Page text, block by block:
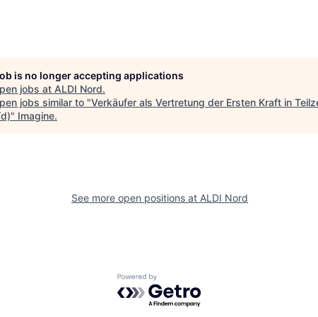
is no longer accepting applications
jobs at ALDI Nord.
jobs similar to "Verkäufer als Vertretung der Ersten Kraft in
" Imagine.
See more open positions at ALDI Nord
Powered by Getro.com